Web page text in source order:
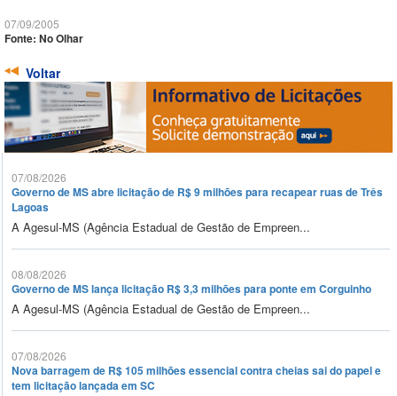
07/09/2005
Fonte: No Olhar
Voltar
07/08/2026
Governo de MS abre licitação de R$ 9 milhões para recapear ruas de Três
Lagoas
A Agesul-MS (Agência Estadual de Gestão de Empreen...
08/08/2026
Governo de MS lança licitação R$ 3,3 milhões para ponte em Corguinho
A Agesul-MS (Agência Estadual de Gestão de Empreen...
07/08/2026
Nova barragem de R$ 105 milhões essencial contra cheias sai do papel e
tem licitação lançada em SC